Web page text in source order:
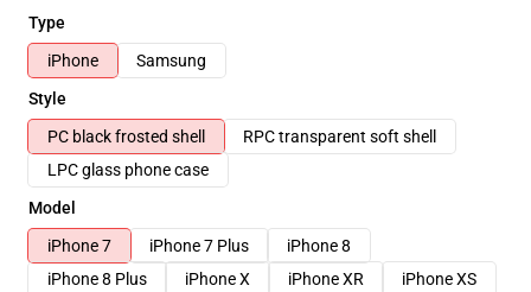
Type
iPhone
Samsung
Style
PC black frosted shell
RPC transparent soft shell
LPC glass phone case
Model
iPhone 7
iPhone 7 Plus
iPhone 8
iPhone 8 Plus
iPhone X iPhone XR
iPhone XS